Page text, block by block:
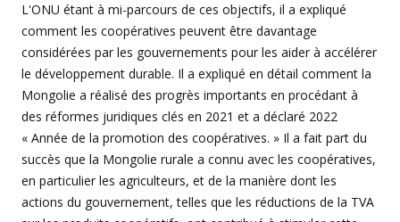
L'ONU étant à mi-parcours de ces objectifs, il a expliqué
comment les coopératives peuvent être davantage
considérées par les gouvernements pour les aider à accélérer
le développement durable. Il a expliqué en détail comment la
Mongolie a réalisé des progrès importants en procédant à
des réformes juridiques clés en 2021 et a déclaré 2022
« Année de la promotion des coopératives. » Il a fait part du
succès que la Mongolie rurale a connu avec les coopératives,
en particulier les agriculteurs, et de la manière dont les
actions du gouvernement, telles que les réductions de la TVA